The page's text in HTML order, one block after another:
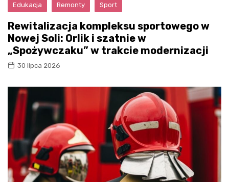
Edukacja Remonty Sport
Rewitalizacja kompleksu sportowego w
Nowej Soli: Orlik i szatnie w
„Spożywczaku” w trakcie modernizacji
30 lipca 2026